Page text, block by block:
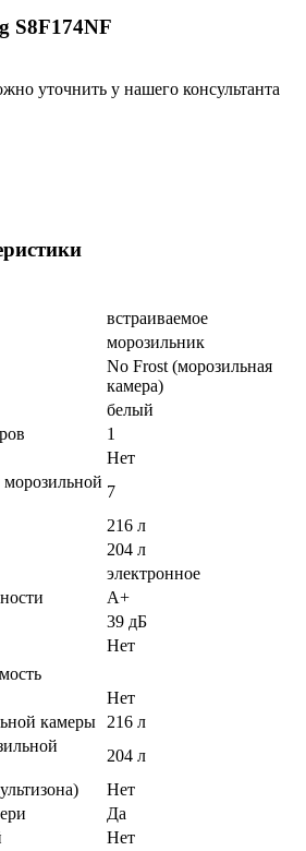
S8F174NF
уточнить у нашего консультанта
встраиваемое
морозильник
No Frost (морозильная
камера)
белый
1
Нет
морозильной
7
216 л
204 л
электронное
A+
39 дБ
Нет
Нет
камеры 216 л
204 л
Нет
Да
Нет